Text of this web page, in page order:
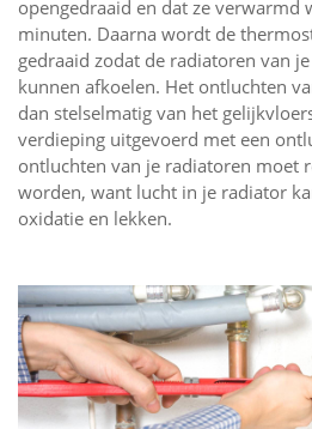
opengedraaid en dat ze verwarmd
minuten. Daarna wordt de
gedraaid zodat de radiatoren van
kunnen afkoelen. Het ontluchten
dan stelselmatig van het
verdieping uitgevoerd met een
ontluchten van je radiatoren moet
worden, want lucht in je radiator
oxidatie en lekken.